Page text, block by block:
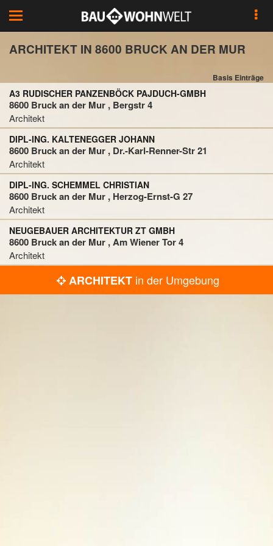
Toggle
navigation
ARCHITEKT IN 8600 BRUCK AN DER MUR
Basis Einträge
A3 RUDISCHER PANZENBÖCK PAJDUCH-GMBH
8600 Bruck an der Mur , Bergstr 4
Architekt
DIPL-ING. KALTENEGGER JOHANN
8600 Bruck an der Mur , Dr.-Karl-Renner-Str 21
Architekt
DIPL-ING. SCHEMMEL CHRISTIAN
8600 Bruck an der Mur , Herzog-Ernst-G 27
Architekt
NEUGEBAUER ARCHITEKTUR ZT GMBH
8600 Bruck an der Mur , Am Wiener Tor 4
Architekt
ARCHITEKTin der Umgebung